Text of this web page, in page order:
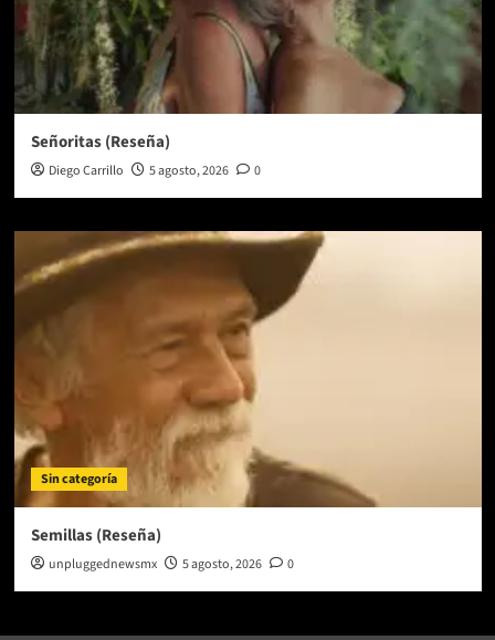
Señoritas (Reseña)
Diego Carrillo 5 agosto, 2026 0
Sin categoría
Semillas (Reseña)
unpluggednewsmx 5 agosto, 2026 0